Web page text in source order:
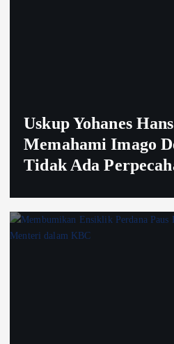
Uskup Yohanes
Memahami Imago
Tidak Ada